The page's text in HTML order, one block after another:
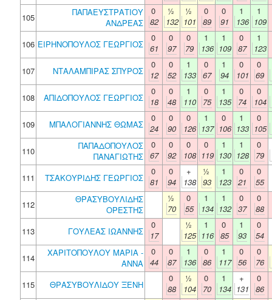
105
ΠΑΠΑΕΥΣΤΡΑΤΙΟΥ
ΑΝΔΡΕΑΣ
0
82
½
132
½
101
0
89
0
91
1
136
1
109
106 ΕΙΡΗΝΟΠΟΥΛΟΣ ΓΕΩΡΓΙΟΣ
0
61
0
97
0
79
1
136
1
109
0
87
1
123
107
ΝΤΑΛΑΜΠΙΡΑΣ ΣΠΥΡΟΣ
0
12
0
52
1
133
0
67
1
94
0
101
0
69
108
ΑΠΙΔΟΠΟΥΛΟΣ ΓΕΩΡΓΙΟΣ
0
18
0
48
1
110
0
75
1
135
0
74
0
104
109
ΜΠΑΛΟΓΙΑΝΝΗΣ ΘΩΜΑΣ
0
24
0
90
0
126
1
137
0
106
1
133
0
105
110
ΠΑΠΑΔΟΠΟΥΛΟΣ
ΠΑΝΑΓΙΩΤΗΣ
0
67
0
92
0
108
0
119
1
130
1
128
0
79
111
ΤΣΑΚΟΥΡΙΔΗΣ ΓΕΩΡΓΙΟΣ
0
81
0
94
+
138
½
93
1
123
0
21
0
55
112
ΘΡΑΣΥΒΟΥΛΙΔΗΣ
ΟΡΕΣΤΗΣ
½
70
0
55
1
134
1
132
0
37
0
88
113
ΓΟΥΛΕΑΣ ΙΩΑΝΝΗΣ
0
17
½
125
1
116
0
85
1
93
0
54
114
ΧΑΡΙΤΟΠΟΥΛΟΥ ΜΑΡΙΑ -
ΑΝΝΑ
0
44
0
87
1
136
0
86
1
117
0
56
0
76
115
ΘΡΑΣΥΒΟΥΛΙΔΟΥ ΞΕΝΗ
0
88
½
104
0
70
1
134
+
131
0
86